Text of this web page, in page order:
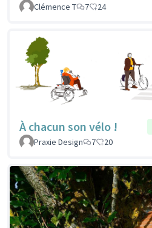
Clémence T
7 24
À chacun son vélo !
Praxie Design
7 20